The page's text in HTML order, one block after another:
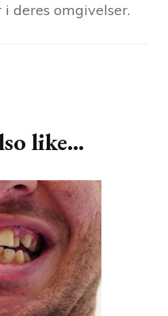
deres omgivelser.
like...